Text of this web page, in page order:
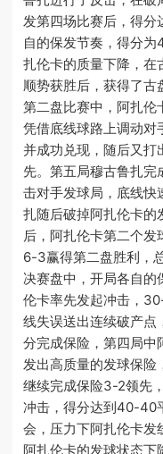
发第四场比赛后，得
自的保发节奏，得分
扎伦卡的质量下降，在
顺势获胜后，获得了古
第二盘比赛中，阿扎伦
凭借底线球路上调动对
并成功兑现，随后又
先。第五局穆古鲁扎完
击对手发球局，底线
扎随后破掉阿扎伦卡
后，阿扎伦卡第二个
6-3赢得第二盘胜利，
决赛盘中，开局各自的
伦卡率先发起冲击，
线失误送出连续破产点
分完成保险，第四局中
发出高质量的发球保
继续完成保险3-2领先
冲击，得分达到40-40
会，压力下阿扎伦卡发
阿扎伦卡的发球状态